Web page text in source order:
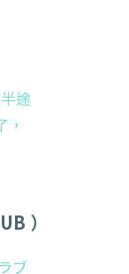
途
）
ブ